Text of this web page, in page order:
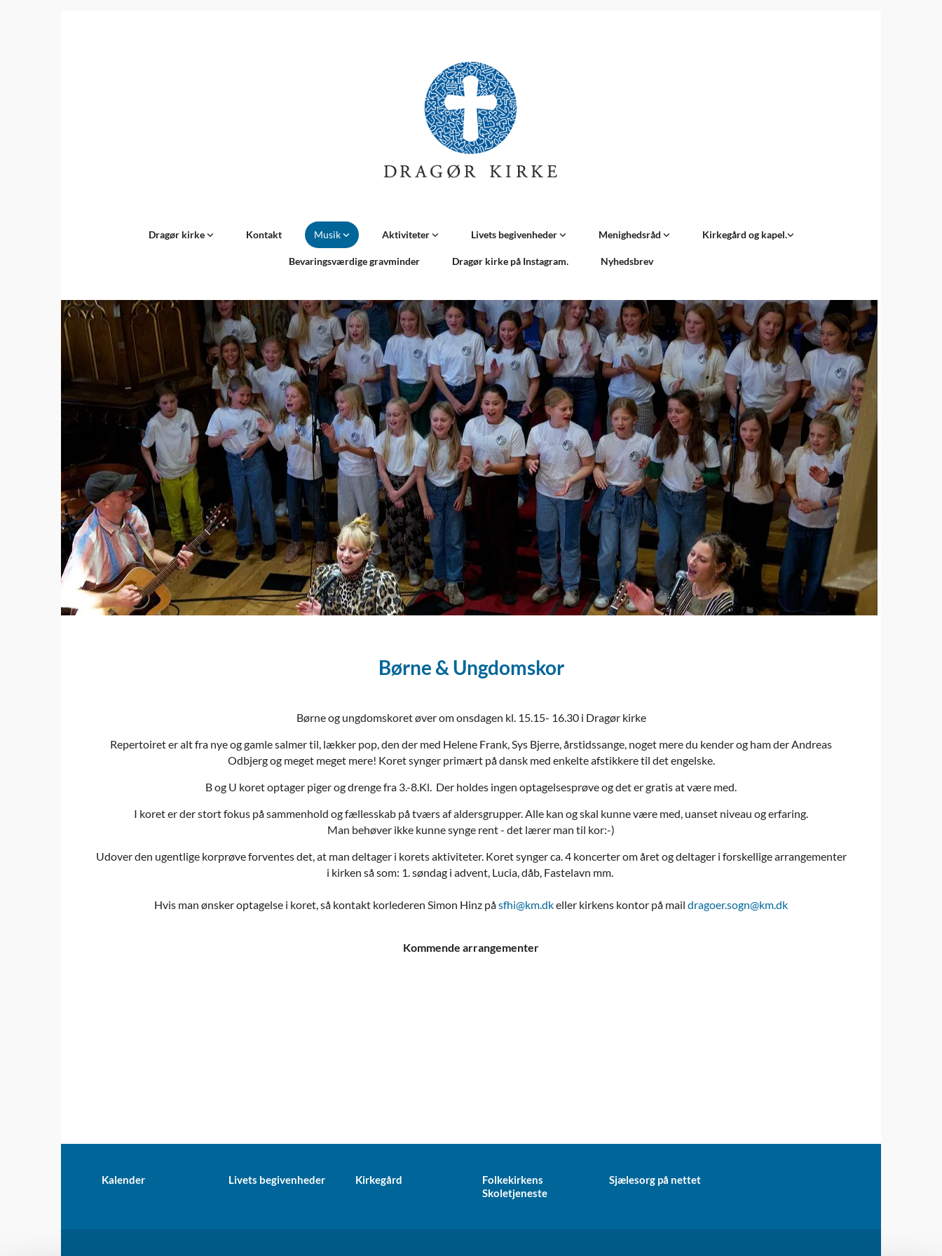
Dragør kirke Kontakt Musik Aktiviteter Livets begivenheder Menighedsråd Kirkegård og kapel.
Bevaringsværdige gravminder Dragør kirke på Instagram. Nyhedsbrev
Børne & Ungdomskor
Børne og ungdomskoret øver om onsdagen kl. 15.15- 16.30 i Dragør kirke
Repertoiret er alt fra nye og gamle salmer til, lækker pop, den der med Helene Frank, Sys Bjerre, årstidssange, noget mere du kender og ham der Andreas
Odbjerg og meget meget mere! Koret synger primært på dansk med enkelte afstikkere til det engelske.
B og U koret optager piger og drenge fra 3.-8.Kl. Der holdes ingen optagelsesprøve og det er gratis at være med.
I koret er der stort fokus på sammenhold og fællesskab på tværs af aldersgrupper. Alle kan og skal kunne være med, uanset niveau og erfaring.
Man behøver ikke kunne synge rent - det lærer man til kor:-)
Udover den ugentlige korprøve forventes det, at man deltager i korets aktiviteter. Koret synger ca. 4 koncerter om året og deltager i forskellige arrangementer
i kirken så som: 1. søndag i advent, Lucia, dåb, Fastelavn mm.
Hvis man ønsker optagelse i koret, så kontakt korlederen Simon Hinz påsfhi@km.dkeller kirkens kontor på mail dragoer.sogn@km.dk
Kommende arrangementer
Kalender Livets begivenheder Kirkegård
Folkekirkens
Skoletjeneste
Sjælesorg på nettet